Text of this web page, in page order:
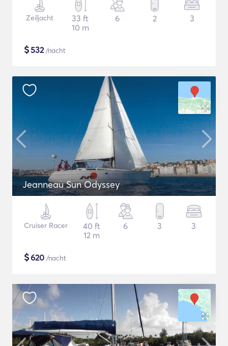
Zeiljacht
33 ft
10 m
6 2 3
$532/nacht
Jeanneau Sun Odyssey
Cruiser Racer
40 ft
12 m
6 3 3
$620 /nacht